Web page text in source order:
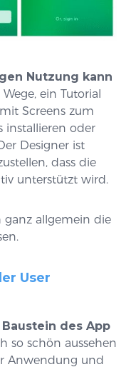
Nutzung kann
ein Tutorial
Screens zum
installieren oder
Designer ist
dass die
unterstützt wird.
ganz allgemein die
User
des App
so schön aussehen
Anwendung und